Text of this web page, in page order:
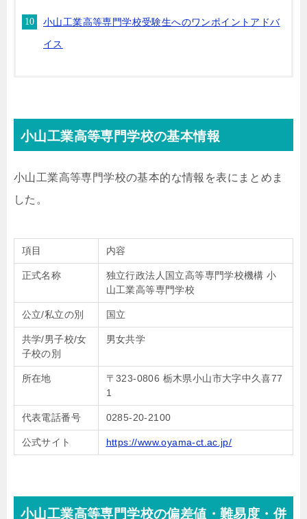
小山工業高等専門学校受験生へのワンポイントアドバ
イス
小山工業高等専門学校の基本情報
小山工業高等専門学校の基本的な情報を表にまとめま
した。
項目 内容
正式名称
独立行政法人国立高等専門学校機構 小
山工業高等専門学校
公立/私立の別 国立
共学/男子校/女
子校の別
男女共学
所在地
〒323-0806 栃木県小山市大字中久喜77
1
代表電話番号 0285-20-2100
公式サイト https://www.oyama-ct.ac.jp/
小山工業高等専門学校の偏差値・難易度・併